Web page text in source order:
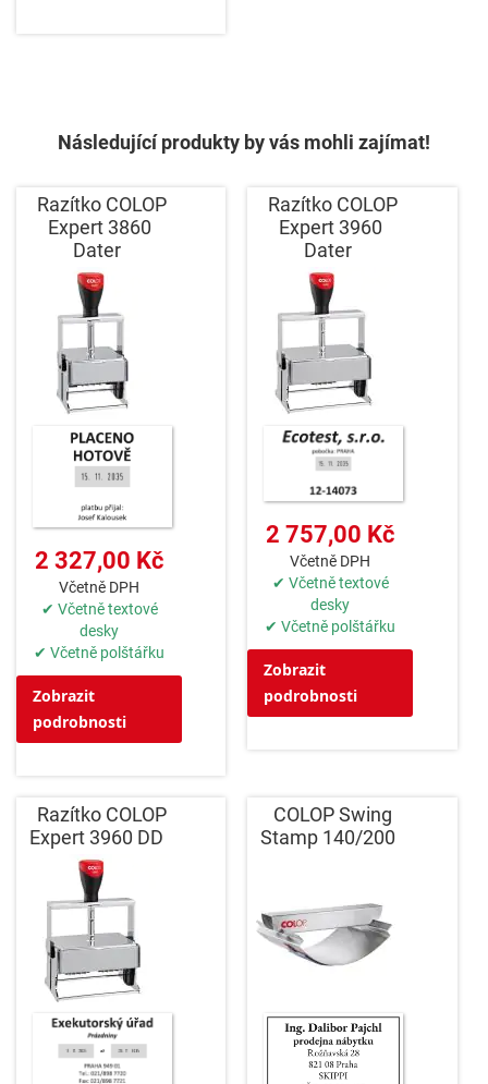
Následující produkty by vás mohli zajímat!
Razítko COLOP
Expert 3860
Dater
2 327,00 Kč
Včetně DPH
✔ Včetně textové
desky
✔ Včetně polštářku
Zobrazit
podrobnosti
Razítko COLOP
Expert 3960
Dater
2 757,00 Kč
Včetně DPH
✔ Včetně textové
desky
✔ Včetně polštářku
Zobrazit
podrobnosti
Razítko COLOP
Expert 3960 DD
COLOP Swing
Stamp 140/200